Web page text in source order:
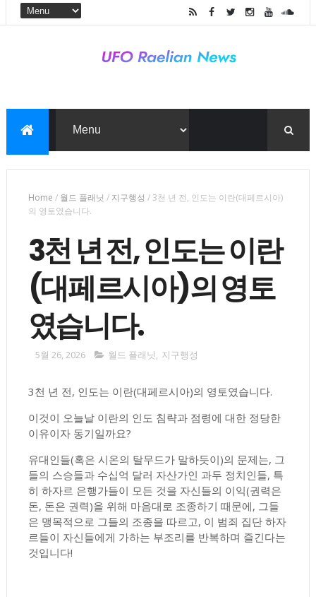
Home / 월드 플래닛 / 지구행성 /3천 년 전, 인도는 이란(대페르시아)
의 영토였습니다.
3천 년 전, 인도는 이란
(대페르시아)의 영토
였습니다.
5월 26, 2026 월드 플래닛, 지구행성
3천 년 전, 인도는 이란(대페르시아)의 영토였습니다.
이것이 오늘날 이란의 인도 침략과 점령에 대한 정당한
이유이자 동기일까요?
유대인들(혹은 시온의 탈무드가 말하듯이)의 문제는, 그
들의 스승들과 수십억 달러 자산가인 과두 정치인들, 특
히 하자르 은행가들이 모든 것을 자신들의 이익(권력은
돈, 돈은 권력)을 위해 마음대로 조종하기 때문에, 그들
은 맹목적으로 그들의 조종을 따르고, 이 범죄 집단 하자
르들이 자신들에게 가하는 부조리를 반복하며 즐긴다는
것입니다!